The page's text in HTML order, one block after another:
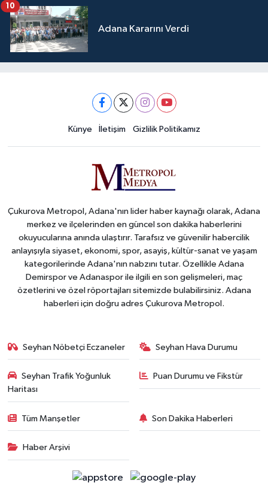
Adana Kararını Verdi
10
Künye İletişim Gizlilik Politikamız
Çukurova Metropol, Adana'nın lider haber kaynağı olarak, Adana
merkez ve ilçelerinden en güncel son dakika haberlerini
okuyucularına anında ulaştırır. Tarafsız ve güvenilir habercilik
anlayışıyla siyaset, ekonomi, spor, asayiş, kültür-sanat ve yaşam
kategorilerinde Adana'nın nabzını tutar. Özellikle Adana
Demirspor ve Adanaspor ile ilgili en son gelişmeleri, maç
özetlerini ve özel röportajları sitemizde bulabilirsiniz. Adana
haberleri için doğru adres Çukurova Metropol.
Seyhan Nöbetçi Eczaneler Seyhan Hava Durumu
Seyhan Trafik Yoğunluk
Haritası
Puan Durumu ve Fikstür
Tüm Manşetler Son Dakika Haberleri
Haber Arşivi